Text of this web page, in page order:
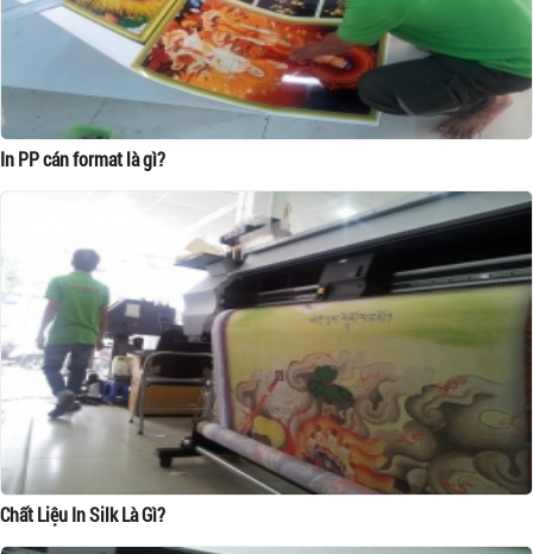
In PP cán format là gì?
Chất Liệu In Silk Là Gì?